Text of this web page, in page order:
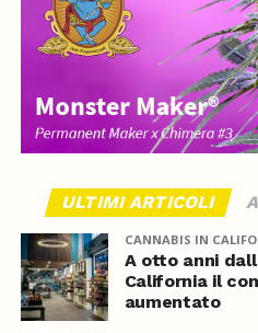
ULTIMI ARTICOLI
CANNABIS IN
A otto anni
California il
aumentato